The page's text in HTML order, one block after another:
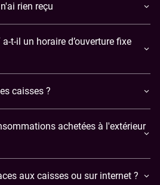
rien reçu
t-il un horaire d’ouverture fixe
caisses ?
achetées à l'extérieur
aux caisses ou sur internet ?